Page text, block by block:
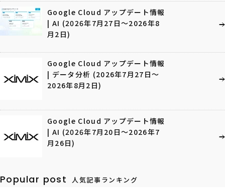
Google Cloud アップデート情報
| AI (2026年7月27日〜2026年8
月2日)
Google Cloud アップデート情報
| データ分析 (2026年7月27日〜
2026年8月2日)
Google Cloud アップデート情報
| AI (2026年7月20日〜2026年7
月26日)
Popular post 人気記事ランキング